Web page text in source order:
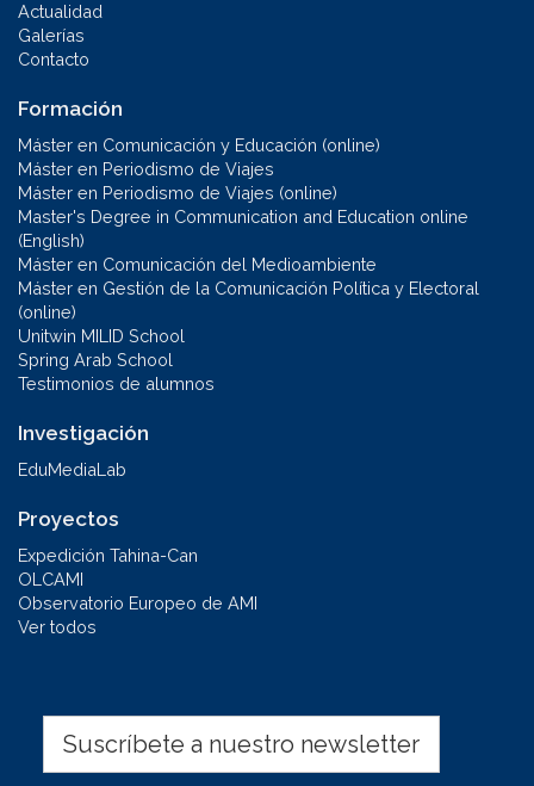
Actualidad
Galerías
Contacto
Formación
Máster en Comunicación y Educación (online)
Máster en Periodismo de Viajes
Máster en Periodismo de Viajes (online)
Master's Degree in Communication and Education online
(English)
Máster en Comunicación del Medioambiente
Máster en Gestión de la Comunicación Política y Electoral
(online)
Unitwin MILID School
Spring Arab School
Testimonios de alumnos
Investigación
EduMediaLab
Proyectos
Expedición Tahina-Can
OLCAMI
Observatorio Europeo de AMI
Ver todos
Suscríbete a nuestro newsletter